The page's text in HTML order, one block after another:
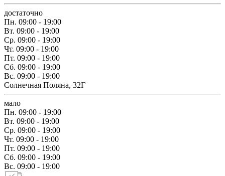
достаточно
Пн. 09:00 - 19:00
Вт. 09:00 - 19:00
Ср. 09:00 - 19:00
Чт. 09:00 - 19:00
Пт. 09:00 - 19:00
Сб. 09:00 - 19:00
Вс. 09:00 - 19:00
Солнечная Поляна, 32Г
мало
Пн. 09:00 - 19:00
Вт. 09:00 - 19:00
Ср. 09:00 - 19:00
Чт. 09:00 - 19:00
Пт. 09:00 - 19:00
Сб. 09:00 - 19:00
Вс. 09:00 - 19:00